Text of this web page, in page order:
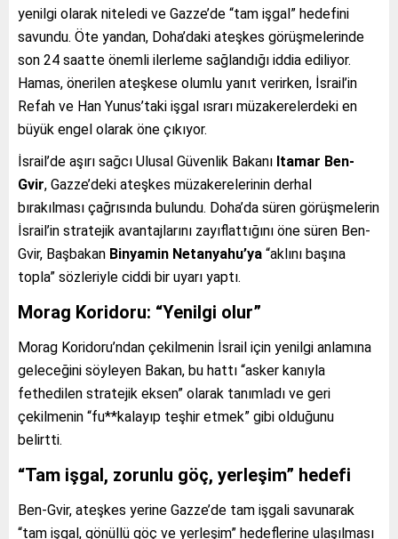
yenilgi olarak niteledi ve Gazze’de “tam işgal” hedefini
savundu. Öte yandan, Doha’daki ateşkes görüşmelerinde
son 24 saatte önemli ilerleme sağlandığı iddia ediliyor.
Hamas, önerilen ateşkese olumlu yanıt verirken, İsrail’in
Refah ve Han Yunus’taki işgal ısrarı müzakerelerdeki en
büyük engel olarak öne çıkıyor.
İsrail’de aşırı sağcı Ulusal Güvenlik Bakanı Itamar Ben-
Gvir, Gazze’deki ateşkes müzakerelerinin derhal
bırakılması çağrısında bulundu. Doha’da süren görüşmelerin
İsrail’in stratejik avantajlarını zayıflattığını öne süren Ben-
Gvir, Başbakan Binyamin Netanyahu’ya “aklını başına
topla” sözleriyle ciddi bir uyarı yaptı.
Morag Koridoru: “Yenilgi olur”
Morag Koridoru’ndan çekilmenin İsrail için yenilgi anlamına
geleceğini söyleyen Bakan, bu hattı “asker kanıyla
fethedilen stratejik eksen” olarak tanımladı ve geri
çekilmenin “fu**kalayıp teşhir etmek” gibi olduğunu
belirtti.
“Tam işgal, zorunlu göç, yerleşim” hedefi
Ben-Gvir, ateşkes yerine Gazze’de tam işgali savunarak
“tam işgal, gönüllü göç ve yerleşim” hedeflerine ulaşılması